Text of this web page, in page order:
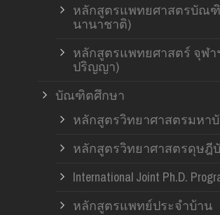
หลักสูตรแพทยศาสตรบัณ
นานาชาติ)
หลักสูตรแพทยศาสตร์ จุฬา
ปริญญา)
บัณฑิตศึกษา
หลักสูตรวิทยาศาสตรมห
หลักสูตรวิทยาศาสตรดุษ
International Joint Ph.D.
หลักสูตรแพทย์ประจำบ้าน